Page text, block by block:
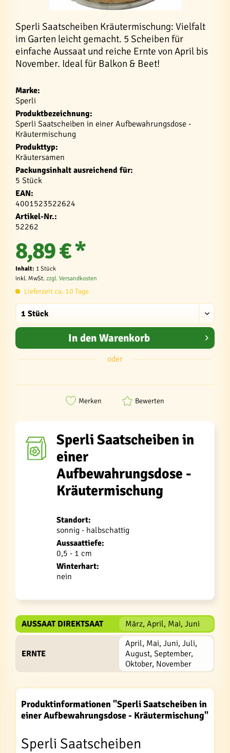
Sperli Saatscheiben Kräutermischung: Vielfalt
im Garten leicht gemacht. 5 Scheiben für
einfache Aussaat und reiche Ernte von April bis
November. Ideal für Balkon & Beet!
Marke:
Sperli
Produktbezeichnung:
Sperli Saatscheiben in einer Aufbewahrungsdose -
Kräutermischung
Produkttyp:
Kräutersamen
Packungsinhalt ausreichend für:
5 Stück
EAN:
4001523522624
Artikel-Nr.:
52262
8,89 € *
Inhalt: 1 Stück
inkl. MwSt. zzgl. Versandkosten
Lieferzeit ca. 10 Tage
In den Warenkorb
oder
Merken Bewerten
Sperli Saatscheiben in
einer
Aufbewahrungsdose -
Kräutermischung
Standort:
sonnig - halbschattig
Aussaattiefe:
0,5 - 1 cm
Winterhart:
nein
AUSSAAT DIREKTSAAT März, April, Mai, Juni
ERNTE
April, Mai, Juni, Juli,
August, September,
Oktober, November
Produktinformationen "Sperli Saatscheiben in
einer Aufbewahrungsdose - Kräutermischung"
Sperli Saatscheiben